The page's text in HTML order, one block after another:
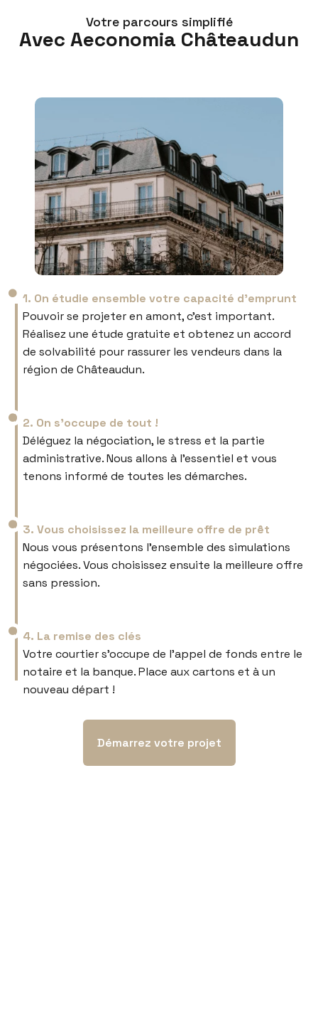
Votre parcours simplifié
Avec Aeconomia Châteaudun
1. On étudie ensemble votre capacité d’emprunt
Pouvoir se projeter en amont, c’est important.
Réalisez une étude gratuite et obtenez un accord
de solvabilité pour rassurer les vendeurs dans la
région de Châteaudun.
2. On s’occupe de tout !
Déléguez la négociation, le stress et la partie
administrative. Nous allons à l’essentiel et vous
tenons informé de toutes les démarches.
3. Vous choisissez la meilleure offre de prêt
Nous vous présentons l’ensemble des simulations
négociées. Vous choisissez ensuite la meilleure offre
sans pression.
4. La remise des clés
Votre courtier s’occupe de l’appel de fonds entre le
notaire et la banque. Place aux cartons et à un
nouveau départ !
Démarrez votre projet